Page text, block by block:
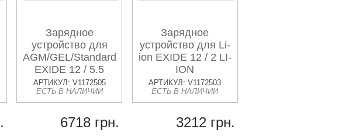
Зарядное
устройство для
AGM/GEL/Standard
EXIDE 12 / 5.5
АРТИКУЛ: V1172505
ЕСТЬ В НАЛИЧИИ
6718 грн.
Зарядное
устройство для Li-
ion EXIDE 12 / 2 LI-
ION
АРТИКУЛ: V1172503
ЕСТЬ В НАЛИЧИИ
3212 грн.